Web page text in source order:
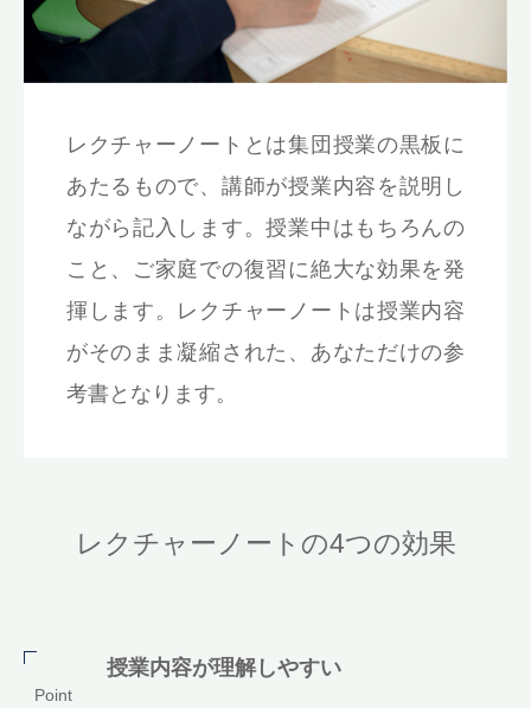
レクチャーノートとは集団授業の黒板に
あたるもので、講師が授業内容を説明し
ながら記入します。授業中はもちろんの
こと、ご家庭での復習に絶大な効果を発
揮します。レクチャーノートは授業内容
がそのまま凝縮された、あなただけの参
考書となります。
レクチャーノートの4つの効果
Point
授業内容が理解しやすい